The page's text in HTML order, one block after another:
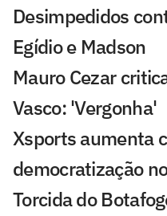
Desimpedidos
Egídio e Madson
Mauro Cezar
Vasco: 'Vergonha'
Xsports aumenta
democratização
Torcida do